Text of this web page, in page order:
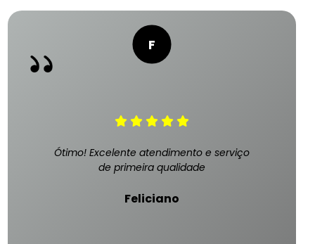
Ótimo! Excelente atendimento e serviço
de primeira qualidade
Feliciano